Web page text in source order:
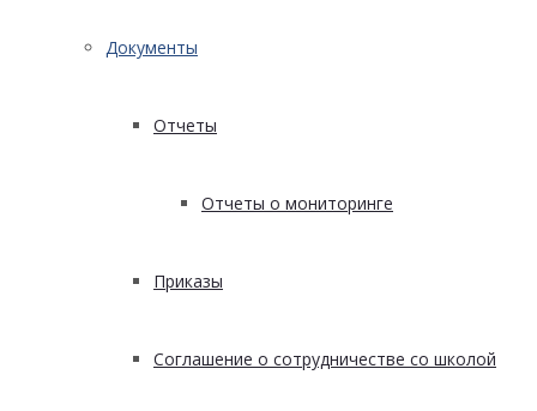
Документы
Отчеты
Отчеты о мониторинге
Приказы
Соглашение о сотрудничестве со школой